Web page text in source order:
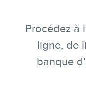
Procédez à
ligne, de
banque